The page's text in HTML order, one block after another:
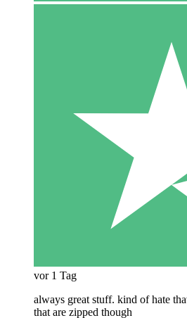
vor 1 Tag
always great stuff. kind of hate
that are zipped though